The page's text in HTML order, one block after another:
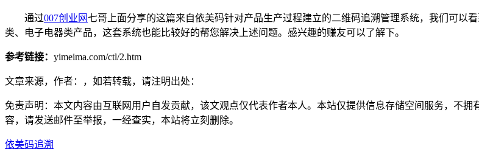
通过007创业网七哥上面分享的这篇来自依美码针对产品生产过程建立的二维码追溯管理系统，我们可以
类、电子电器类产品，这套系统也能比较好的帮您解决上述问题。感兴趣的赚友可以了解下。
参考链接： yimeima.com/ctl/2.htm
文章来源，作者：，如若转载，请注明出处：
免责声明：本文内容由互联网用户自发贡献，该文观点仅代表作者本人。本站仅提供信息存储空间服务，不
容，请发送邮件至举报，一经查实，本站将立刻删除。
依美码追溯